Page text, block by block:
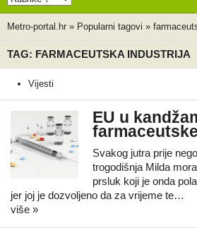
Metro-portal.hr » Popularni tagovi »
TAG: FARMACEUTSKA INDUSTRIJA
Vijesti
EU u
Svakog jutra prije
trogodišnja Milda
prsluk koji je onda
jer joj je dozvoljeno da za vrijeme te…
više »